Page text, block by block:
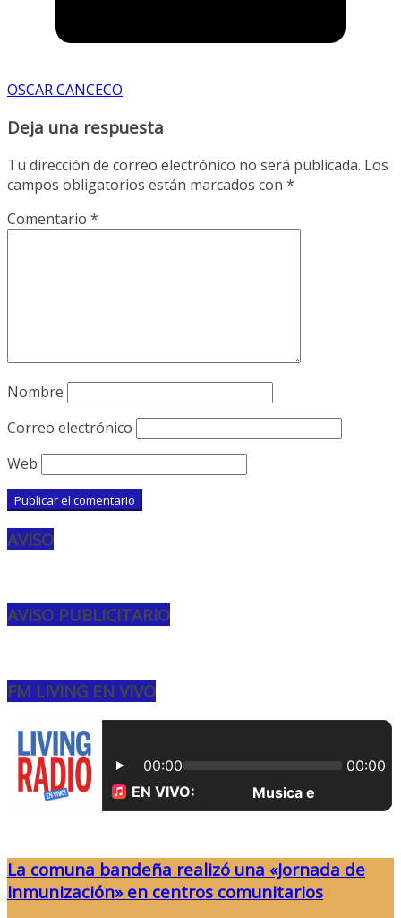
OSCAR CANCECO
Deja una respuesta
Tu dirección de correo electrónico no será publicada. Los
campos obligatorios están marcados con *
Comentario *
Nombre
Correo electrónico
Web
AVISO
AVISO PUBLICITARIO
FM LIVING EN VIVO
La comuna bandeña realizó una «Jornada de
Inmunización» en centros comunitarios